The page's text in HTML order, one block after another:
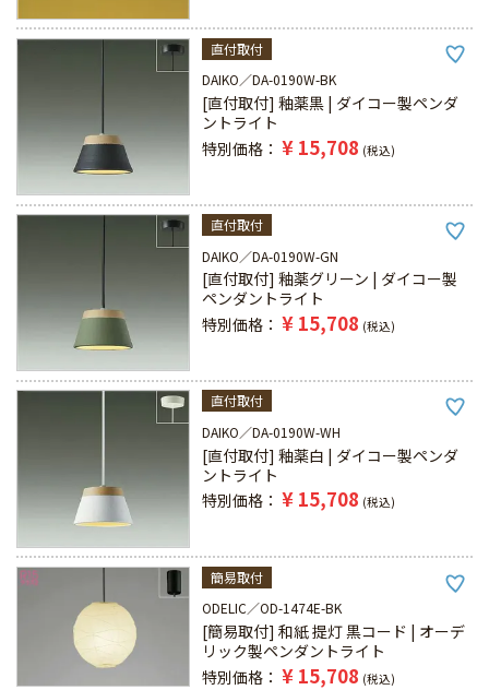
直付取付
DAIKO
DA-0190W-BK
[直付取付] 釉薬黒 | ダイコー製ペンダ
ントライト
特別価格
¥ 15,708 税込
直付取付
DAIKO
DA-0190W-GN
[直付取付] 釉薬グリーン | ダイコー製
ペンダントライト
特別価格
¥ 15,708 税込
直付取付
DAIKO
DA-0190W-WH
[直付取付] 釉薬白 | ダイコー製ペンダ
ントライト
特別価格
¥ 15,708 税込
簡易取付
ODELIC
OD-1474E-BK
[簡易取付] 和紙 提灯 黒コード | オーデ
リック製ペンダントライト
特別価格
¥ 15,708 税込